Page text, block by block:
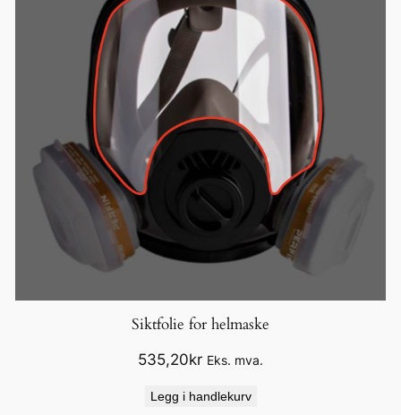
Siktfolie for helmaske
535,20kr Eks. mva.
Legg i handlekurv